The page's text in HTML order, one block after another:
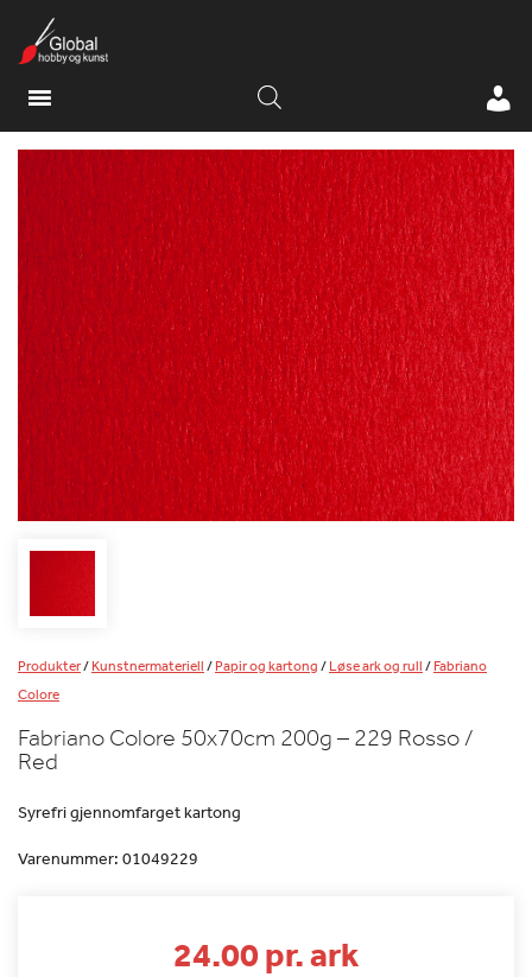
Produkter/Kunstnermateriell/Papir og kartong/Løse ark og rull/Fabriano
Colore
Fabriano Colore 50x70cm 200g – 229 Rosso /
Red
Syrefri gjennomfarget kartong
Varenummer: 01049229
24.00 pr. ark